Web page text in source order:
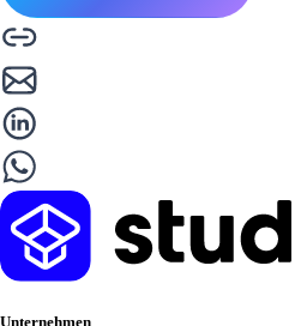
Unternehmen